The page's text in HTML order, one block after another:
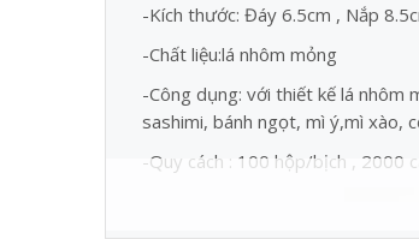
-Kích thước: Đáy 6.5cm , Nắp
-Chất liệu:lá nhôm mỏng
-Công dụng: với thiết kế lá nhôm
sashimi, bánh ngọt, mì ý,mì xào,
-Quy cách : 100 hộp/bịch , 2000